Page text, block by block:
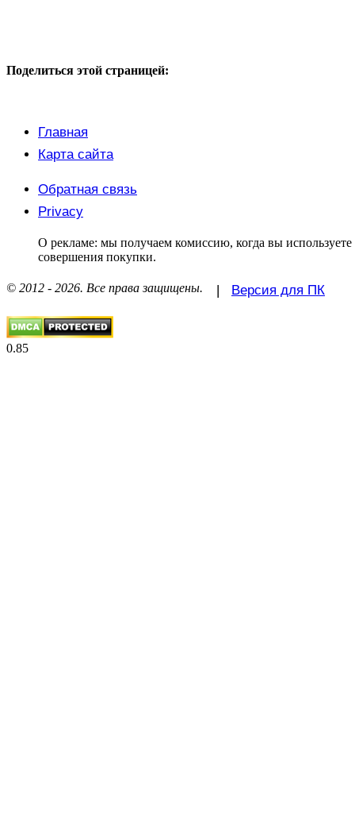
Поделиться этой страницей:
Главная
Карта сайта
Обратная связь
Privacy
О рекламе: мы получаем комиссию, когда вы
совершения покупки.
© 2012 - 2026. Все права защищены. | Версия для ПК
0.85